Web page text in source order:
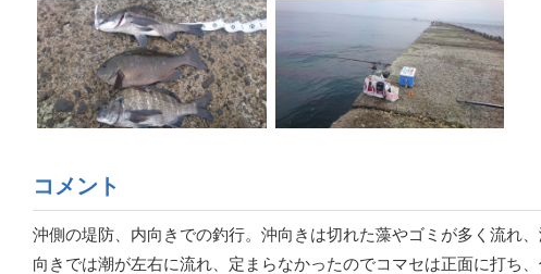
コメント
沖側の堤防、内向きでの釣行。沖向きは切れた藻やゴミが多く流れ
向きでは潮が左右に流れ、定まらなかったのでコマセは正面に打ち